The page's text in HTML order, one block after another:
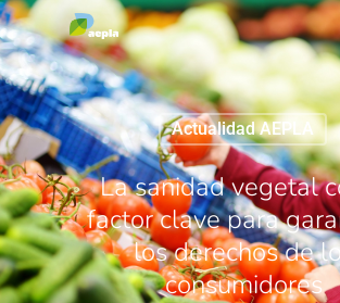
Actualidad AEPLA
La sanidad vegetal
factor clave para
los derechos de
consumidores